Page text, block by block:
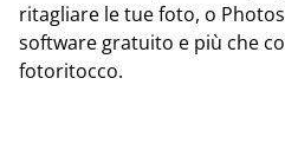
ritagliare le tue foto, o
software gratuito e più che
fotoritocco.